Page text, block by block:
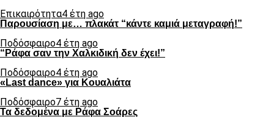
Επικαιρότητα4 έτη ago
Παρουσίαση με… πλακάτ “κάντε καμιά μεταγραφή!”
Ποδόσφαιρο4 έτη ago
“Ράφα σαν την Χαλκιδική δεν έχει!”
Ποδόσφαιρο4 έτη ago
«Last dance» για Κουαλιάτα
Ποδόσφαιρο7 έτη ago
Τα δεδομένα με Ράφα Σοάρες